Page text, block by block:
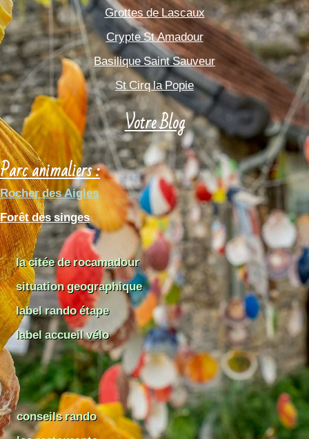
Grottes de Lascaux
Crypte St Amadour
Basilique Saint Sauveur
St Cirq la Popie
Votre Blog
Parc animaliers :
Rocher des Aigles
Forêt des singes
la citée de rocamadour
situation geographique
label rando étape
label accueil vélo
conseils rando